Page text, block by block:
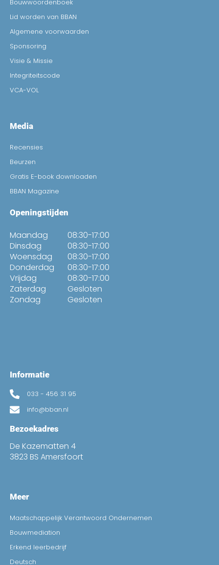
Bouwwoordenboek
Lid worden van BBAN
Algemene voorwaarden
Sponsoring
Visie & Missie
Integriteitscode
VCA-VOL
Media
Recensies
Beurzen
Gratis E-book downloaden
BBAN Magazine
Openingstijden
Maandag
Dinsdag
Woensdag
Donderdag
Vrijdag
Zaterdag
Zondag
08:30-17:00
08:30-17:00
08:30-17:00
08:30-17:00
08:30-17:00
Gesloten
Gesloten
Informatie
033 - 456 31 95
info@bban.nl
Bezoekadres
De Kazematten 4
3823 BS Amersfoort
Meer
Maatschappelijk Verantwoord Ondernemen
Bouwmediation
Erkend leerbedrijf
Deutsch